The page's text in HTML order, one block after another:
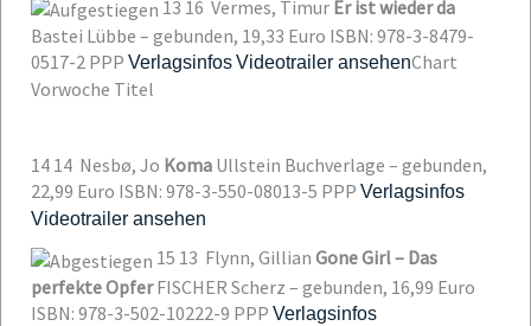
13 16 Vermes, Timur Er ist wieder da
Bastei Lübbe – gebunden, 19,33 Euro ISBN: 978-3-8479-
0517-2 PPP VerlagsinfosVideotrailer ansehenChart
Vorwoche Titel
14 14 Nesbø, Jo Koma Ullstein Buchverlage – gebunden,
22,99 Euro ISBN: 978-3-550-08013-5 PPP Verlagsinfos
Videotrailer ansehen
15 13 Flynn, Gillian Gone Girl – Das
perfekte OpferFISCHER Scherz – gebunden, 16,99 Euro
ISBN: 978-3-502-10222-9 PPP Verlagsinfos